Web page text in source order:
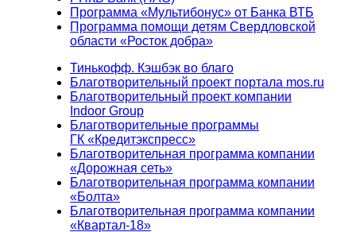
Программа «Мультибонус» от Банка ВТБ
Программа помощи детям Свердловской
области «Росток добра»
Тинькофф. Кэшбэк во благо
Благотворительный проект портала mos.ru
Благотворительный проект компании
Indoor Group
Благотворительные программы
ГК «Кредитэкспресс»
Благотворительная программа компании
«Дорожная сеть»
Благотворительная программа компании
«Болта»
Благотворительная программа компании
«Квартал-18»